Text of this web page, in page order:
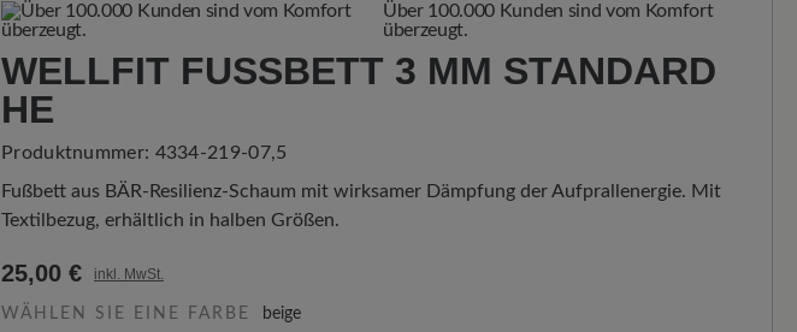
Über 100.000 Kunden sind vom Komfort
überzeugt.
WELLFIT FUSSBETT 3 MM STANDARD H
E
Produktnummer: 4334-219-07,5
Fußbett aus BÄR-Resilienz-Schaum mit wirksamer Dämpfung der Aufprallenergie. Mit
Textilbezug, erhältlich in halben Größen.
25,00 € inkl. MwSt.
WÄHLEN SIE EINE FARBE beige